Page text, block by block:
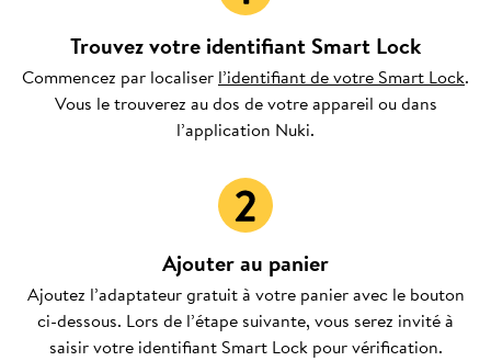
Trouvez votre identifiant Smart Lock
Commencez par localiser l’identifiant de votre Smart Lock.
Vous le trouverez au dos de votre appareil ou dans
l’application Nuki.
Ajouter au panier
Ajoutez l’adaptateur gratuit à votre panier avec le bouton
ci-dessous. Lors de l’étape suivante, vous serez invité à
saisir votre identifiant Smart Lock pour vérification.